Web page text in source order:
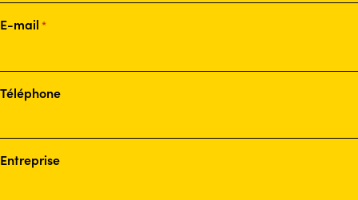
E-mail *
Téléphone
Entreprise